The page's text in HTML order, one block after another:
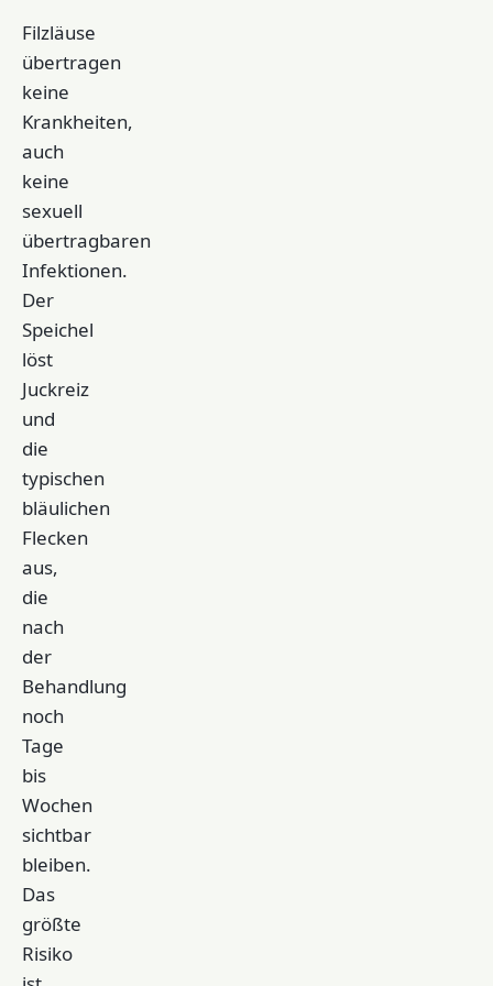
Filzläuse
übertragen
keine
Krankheiten,
auch
keine
sexuell
übertragbaren
Infektionen.
Der
Speichel
löst
Juckreiz
und
die
typischen
bläulichen
Flecken
aus,
die
nach
der
Behandlung
noch
Tage
bis
Wochen
sichtbar
bleiben.
Das
größte
Risiko